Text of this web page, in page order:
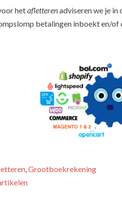
hetafletterenadviseren we je in
betalingen inboekt en/of
,Grootboekrekening